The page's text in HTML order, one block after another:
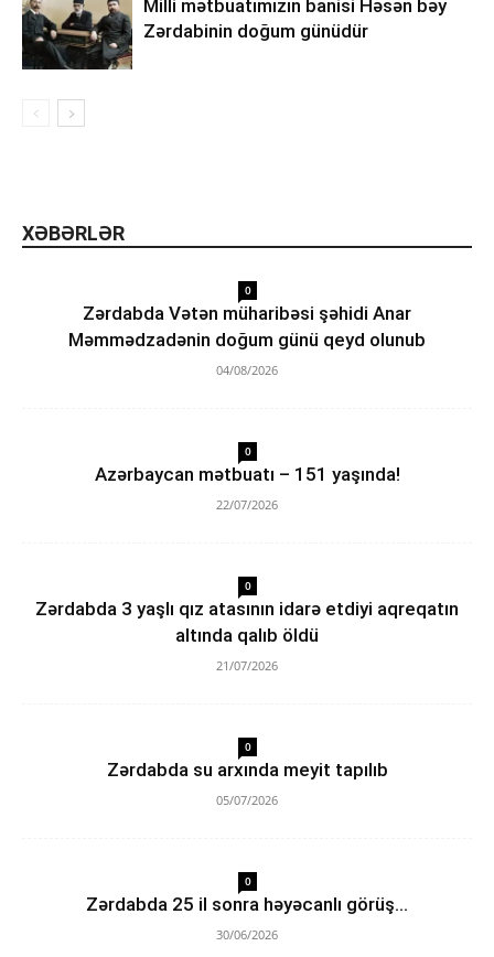
Milli mətbuatımızın banisi Həsən bəy
Zərdabinin doğum günüdür
XƏBƏRLƏR
0
Zərdabda Vətən müharibəsi şəhidi Anar
Məmmədzadənin doğum günü qeyd olunub
04/08/2026
0
Azərbaycan mətbuatı – 151 yaşında!
22/07/2026
0
Zərdabda 3 yaşlı qız atasının idarə etdiyi aqreqatın
altında qalıb öldü
21/07/2026
0
Zərdabda su arxında meyit tapılıb
05/07/2026
0
Zərdabda 25 il sonra həyəcanlı görüş…
30/06/2026